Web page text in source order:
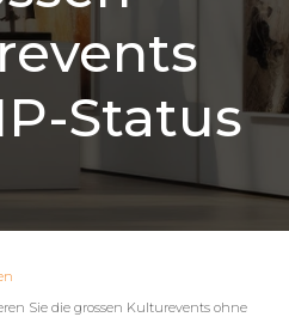
Status
Sie die grossen Kulturevents ohne